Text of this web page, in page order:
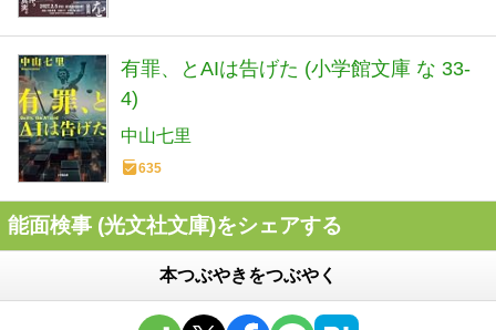
有罪、とAIは告げた (小学館文庫 な 33-
4)
中山七里
635
能面検事 (光文社文庫)をシェアする
本つぶやきをつぶやく